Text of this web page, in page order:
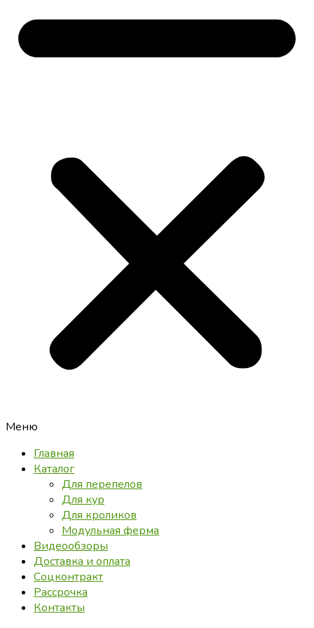
Меню
Главная
Каталог
Для перепелов
Для кур
Для кроликов
Модульная ферма
Видеообзоры
Доставка и оплата
Соцконтракт
Рассрочка
Контакты